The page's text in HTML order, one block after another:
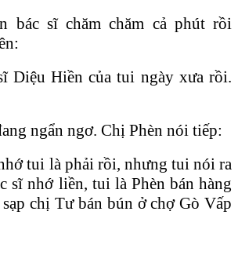
bác sĩ chăm chăm cả phút rồi
Diệu Hiền của tui ngày xưa rồi.
ngẩn ngơ. Chị Phèn nói tiếp:
tui là phải rồi, nhưng tui nói ra
sĩ nhớ liền, tui là Phèn bán hàng
chị Tư bán bún ở chợ Gò Vấp